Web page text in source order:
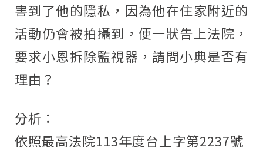
害到了他的隱私，因為他在住家附近的
活動仍會被拍攝到，便一狀告上法院，
要求小恩拆除監視器，請問小典是否有
理由？
分析：
依照最高法院113年度台上字第2237號